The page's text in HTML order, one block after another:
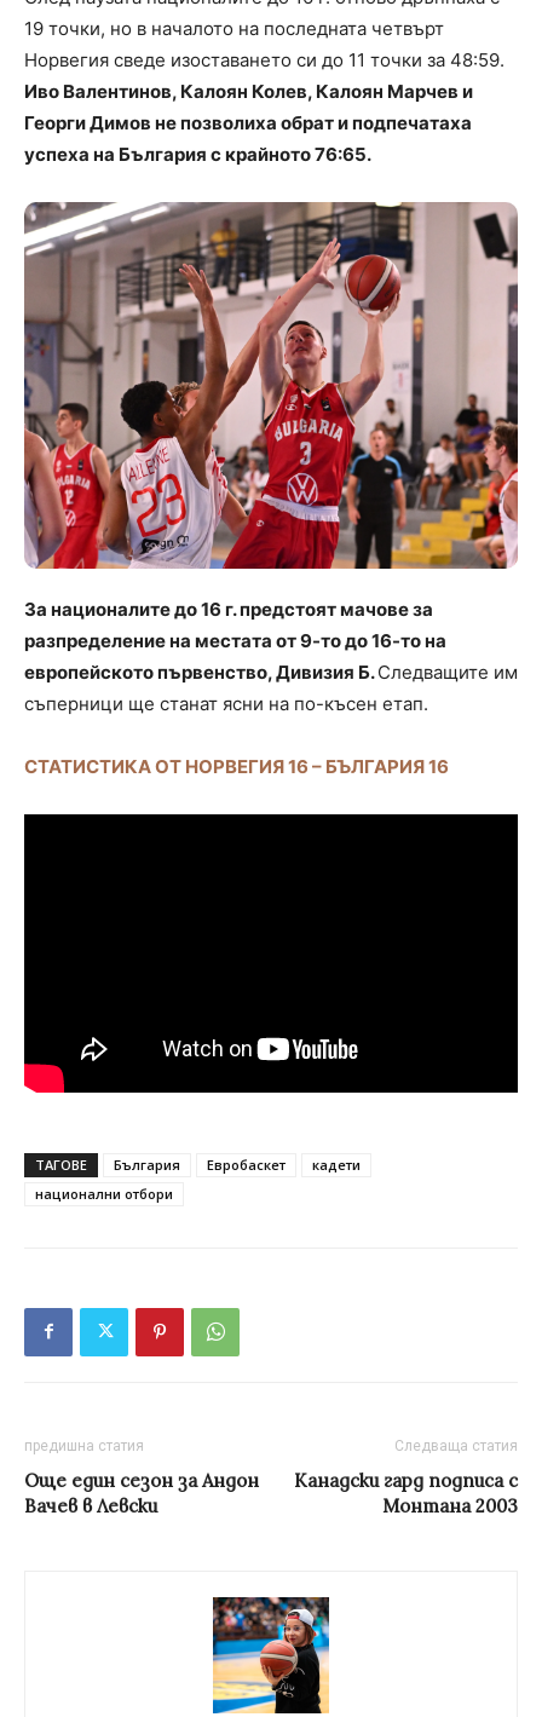
19 точки, но в началото на последната четвърт
Норвегия сведе изоставането си до 11 точки за 48:59.
Иво Валентинов, Калоян Колев, Калоян Марчев и
Георги Димов не позволиха обрат и подпечатаха
успеха на България с крайното 76:65.
За националите до 16 г. предстоят мачове за
разпределение на местата от 9-то до 16-то на
европейското първенство, Дивизия Б.Следващите им
съперници ще станат ясни на по-късен етап.
СТАТИСТИКА ОТ НОРВЕГИЯ 16 – БЪЛГАРИЯ 16
ТАГОВЕ България Евробаскет
кадети
национални отбори
предишна статия
Oще един сезон за Андон
Вачев в Левски
Следваща статия
Канадски гард подписа с
Монтана 2003